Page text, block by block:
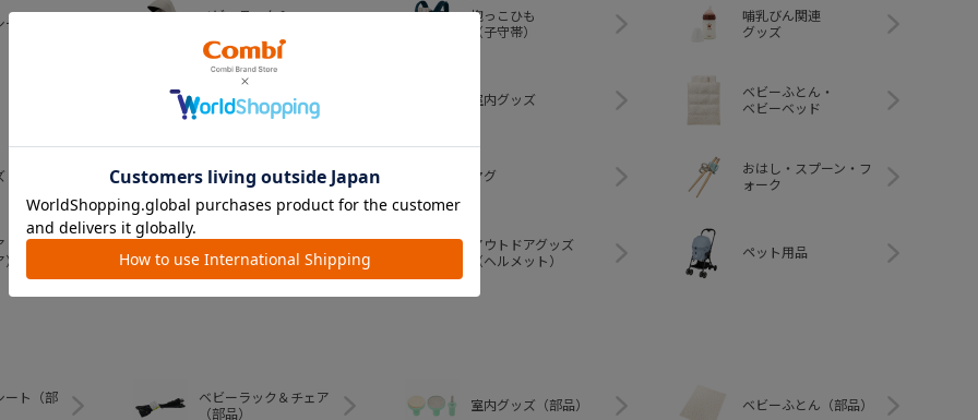
ト
ベビーラック＆
抱っこひも
（子守帯）
哺乳びん関連
グッズ
トイレグッズ
室内グッズ
ベビーふとん・
ベビーベッド
ベビー食器 マグ
おはし・スプーン・フ
ォーク
ベビートイ
アウトドアグッズ
（ヘルメット）
ペット用品
ート（部
ベビーラック＆チェア
（部品）
室内グッズ（部品） ベビーふとん（部品）